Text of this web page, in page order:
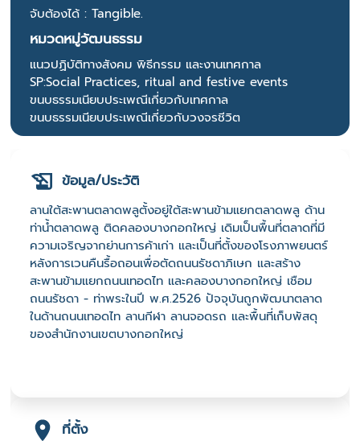
จับต้องได้ : Tangible.
หมวดหมู่วัฒนธรรม
แนวปฏิบัติทางสังคม พิธีกรรม และงานเทศกาล
SP:Social Practices, ritual and festive events
ขนบธรรมเนียบประเพณีเกี่ยวกับเทศกาล
ขนบธรรมเนียบประเพณีเกี่ยวกับวงจรชีวิต
ข้อมูล/ประวัติ
ลานใต้สะพานตลาดพลูตั้งอยู่ใต้สะพานข้ามแยกตลาดพลู ด้าน
ท่าน้ำตลาดพลู ติดคลองบางกอกใหญ่ เดิมเป็นพื้นที่ตลาดที่มี
ความเจริญจากย่านการค้าเก่า และเป็นที่ตั้งของโรงภาพยนตร์
หลังการเวนคืนรื้อถอนเพื่อตัดถนนรัชดาภิเษก และสร้าง
สะพานข้ามแยกถนนเทอดไท และคลองบางกอกใหญ่ เชือม
ถนนรัชดา - ท่าพระในปี พ.ศ.2526 ปัจจุบันถูกพัฒนาตลาด
ในด้านถนนเทอดไท ลานกีฬา ลานจอดรถ และพื้นที่เก็บพัสดุ
ของสำนักงานเขตบางกอกใหญ่
ที่ตั้ง